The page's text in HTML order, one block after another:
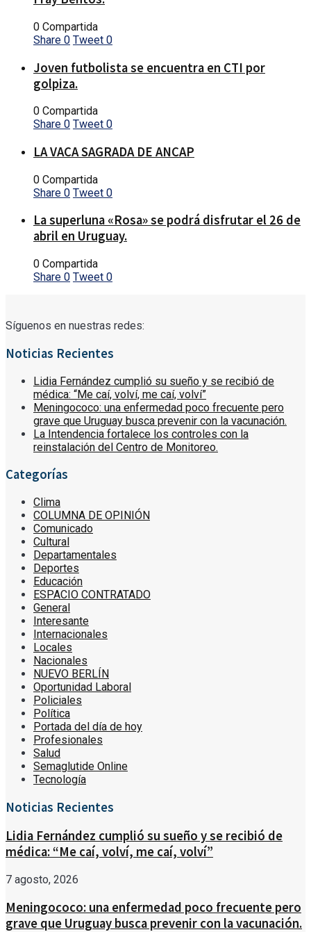
0 Compartida
Share 0 Tweet 0
Joven futbolista se encuentra en CTI por
golpiza.
0 Compartida
Share 0 Tweet 0
LA VACA SAGRADA DE ANCAP
0 Compartida
Share 0 Tweet 0
La superluna «Rosa» se podrá disfrutar el 26 de
abril en Uruguay.
0 Compartida
Share 0 Tweet 0
Síguenos en nuestras redes:
Noticias Recientes
Lidia Fernández cumplió su sueño y se recibió de
médica: “Me caí, volví, me caí, volví”
Meningococo: una enfermedad poco frecuente pero
grave que Uruguay busca prevenir con la vacunación.
La Intendencia fortalece los controles con la
reinstalación del Centro de Monitoreo.
Categorías
Clima
COLUMNA DE OPINIÓN
Comunicado
Cultural
Departamentales
Deportes
Educación
ESPACIO CONTRATADO
General
Interesante
Internacionales
Locales
Nacionales
NUEVO BERLÍN
Oportunidad Laboral
Policiales
Política
Portada del día de hoy
Profesionales
Salud
Semaglutide Online
Tecnología
Noticias Recientes
Lidia Fernández cumplió su sueño y se recibió de
médica: “Me caí, volví, me caí, volví”
7 agosto, 2026
Meningococo: una enfermedad poco frecuente pero
grave que Uruguay busca prevenir con la vacunación.